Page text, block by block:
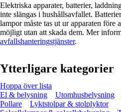
Elektriska apparater, batterier,
inte slängas i hushållsavfallet.
lampor måste tas ut ur apparaten före
möjligt utan att skada dem. Mer
avfallshanteringstjänster.
Ytterligare kategorier
Hoppa över lista
El & belysning
Utomhusbelysning
Pollare
Lyktstolpar & stolplyktor